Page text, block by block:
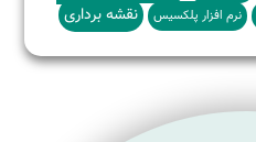
نرم افزار پلکسیس
نقشه برداری